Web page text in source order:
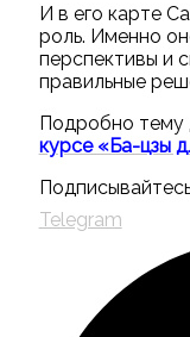
И в его карте
роль. Именно
перспективы и
правильные
Подробно тему
курсе «Ба-цзы
Telegram